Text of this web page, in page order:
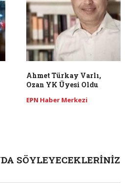
Ahmet Türkay Varlı,
Ozan YK Üyesi Oldu
EPN Haber Merkezi
SÖYLEYECEKLERINIZ